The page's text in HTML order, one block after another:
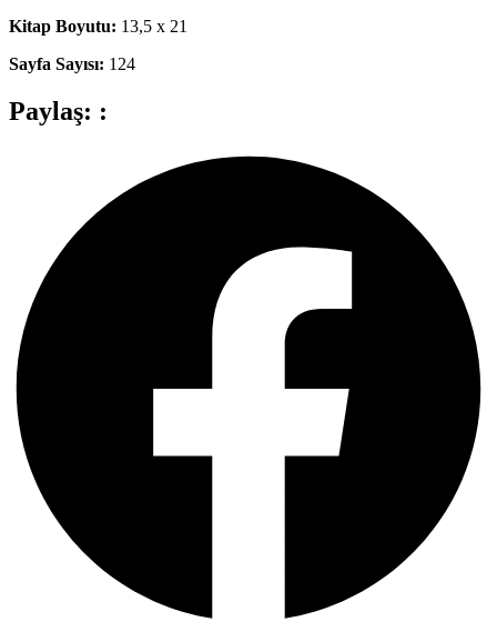
Kitap Boyutu: 13,5 x 21
Sayfa Sayısı: 124
Paylaş: :